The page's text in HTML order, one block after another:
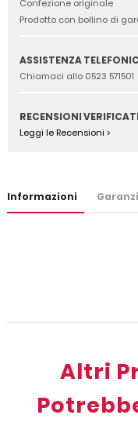
Confezione originale
Prodotto con bollino di
ASSISTENZA
Chiamaci allo 0523 571501
RECENSIONI
Leggi le Recensioni >
Informazioni
Altri